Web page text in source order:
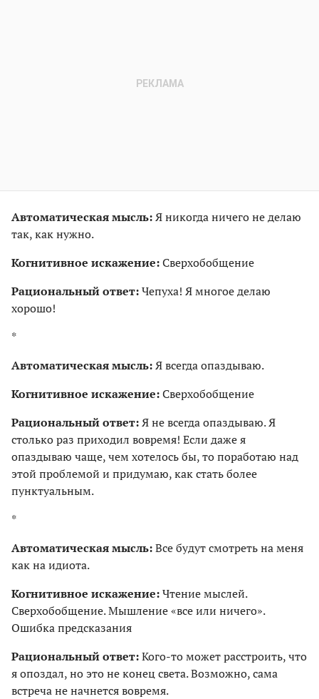
Автоматическая мысль:Я никогда ничего не делаю
так, как нужно.
Когнитивное искажение:Сверхобобщение
Рациональный ответ:Чепуха! Я многое делаю
хорошо!
*
Автоматическая мысль:Я всегда опаздываю.
Когнитивное искажение:Сверхобобщение
Рациональный ответ:Я не всегда опаздываю. Я
столько раз приходил вовремя! Если даже я
опаздываю чаще, чем хотелось бы, то поработаю над
этой проблемой и придумаю, как стать более
пунктуальным.
*
Автоматическая мысль:Все будут смотреть на меня
как на идиота.
Когнитивное искажение:Чтение мыслей.
Сверхобобщение. Мышление «все или ничего».
Ошибка предсказания
Рациональный ответ:Кого-то может расстроить, что
я опоздал, но это не конец света. Возможно, сама
встреча не начнется вовремя.